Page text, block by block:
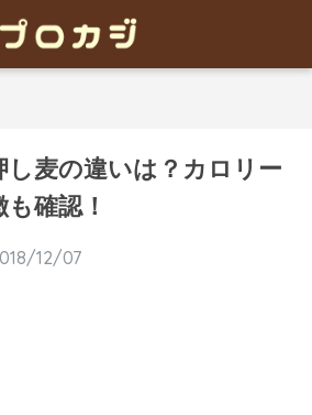
し麦の違いは？カロリー
確認！
12/07